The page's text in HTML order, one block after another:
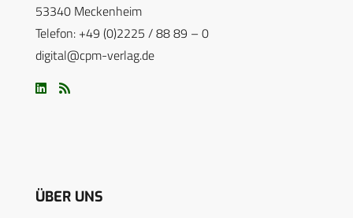
53340 Meckenheim
Telefon: +49 (0)2225 / 88 89 – 0
digital@cpm-verlag.de
ÜBER UNS